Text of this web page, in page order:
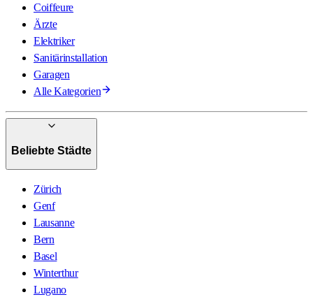
Coiffeure
Ärzte
Elektriker
Sanitärinstallation
Garagen
Alle Kategorien
Beliebte Städte
Zürich
Genf
Lausanne
Bern
Basel
Winterthur
Lugano